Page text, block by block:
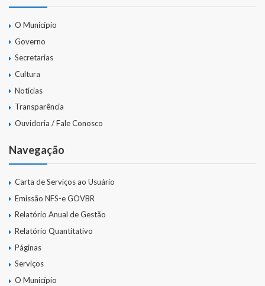
Gestão Educação – Educar Web
Webmail
O Município
Governo
Secretarias
Cultura
Notícias
Transparência
Ouvidoria / Fale Conosco
Navegação
Carta de Serviços ao Usuário
Emissão NFS-e GOVBR
Relatório Anual de Gestão
Relatório Quantitativo
Páginas
Serviços
O Município